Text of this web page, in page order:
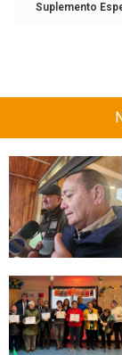
Suplemento